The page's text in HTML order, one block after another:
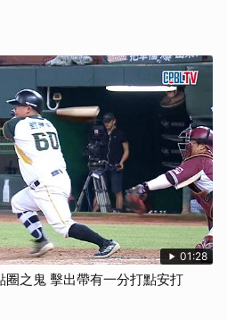
01:28
圈之鬼 擊出帶有一分打點安打